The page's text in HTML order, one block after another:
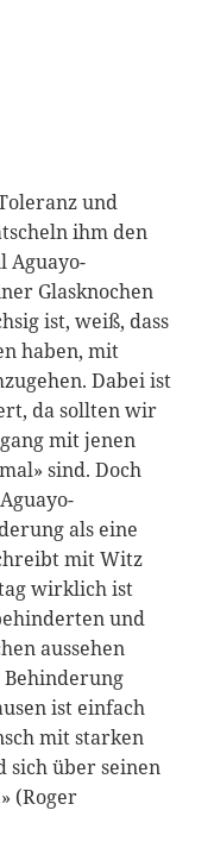
und
ihm den
Aguayo-
Glasknochen
ist, weiß, dass
haben, mit
Dabei ist
da sollten wir
mit jenen
sind. Doch
als eine
mit Witz
wirklich ist
und
aussehen
Behinderung
ist einfach
mit starken
sich über seinen
(Roger